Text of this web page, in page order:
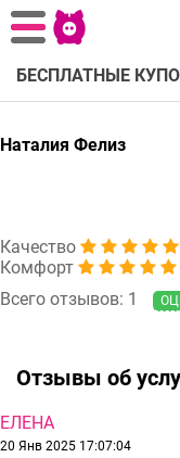
БЕСПЛАТНЫЕ
Наталия Фелиз
Качество
Комфорт
Всего отзывов: 1
Отзывы об
ЕЛЕНА
20 Янв 2025 17:07:04